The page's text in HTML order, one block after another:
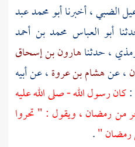
الضبي، أخبرناأبو محمد عبد
أبو العباس محمد بن أحمد
، حدثناهارون بن إسحاق
، عنهشام بن عروة، عن أبيه
:كان رسول الله - صلى الله عليه
من رمضان ، ويقول : " تحروا
رمضان ".